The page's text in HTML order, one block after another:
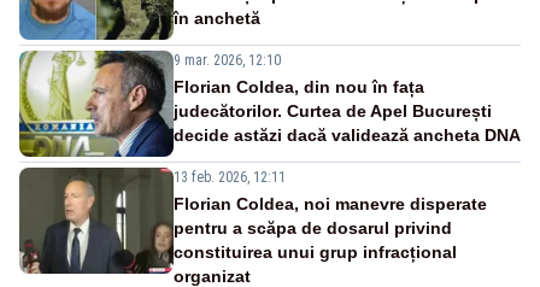
în anchetă
9 mar. 2026, 12:10
Florian Coldea, din nou în fața
judecătorilor. Curtea de Apel București
decide astăzi dacă validează ancheta DNA
13 feb. 2026, 12:11
Florian Coldea, noi manevre disperate
pentru a scăpa de dosarul privind
constituirea unui grup infracțional
organizat